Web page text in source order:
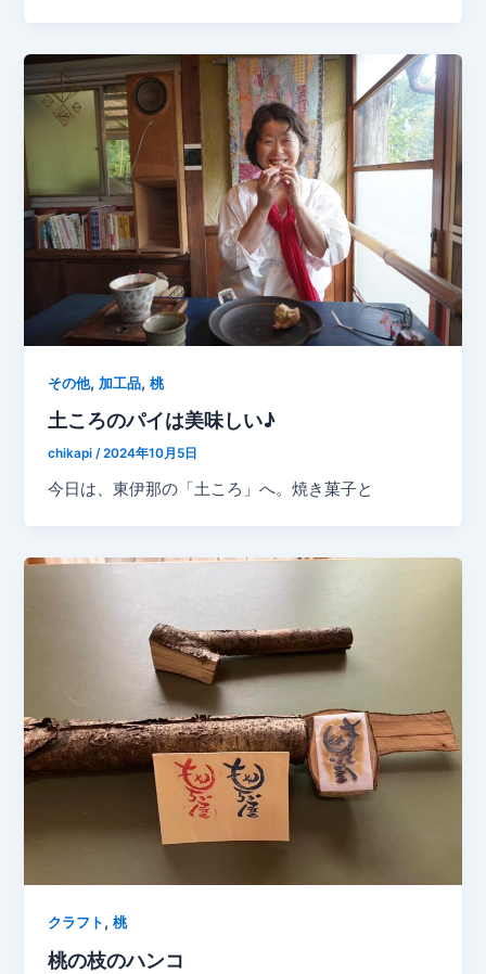
その他,加工品,桃
土ころのパイは美味しい♪
chikapi/2024年10月5日
今日は、東伊那の「土ころ」へ。焼き菓子と
クラフト ,桃
桃の枝のハンコ